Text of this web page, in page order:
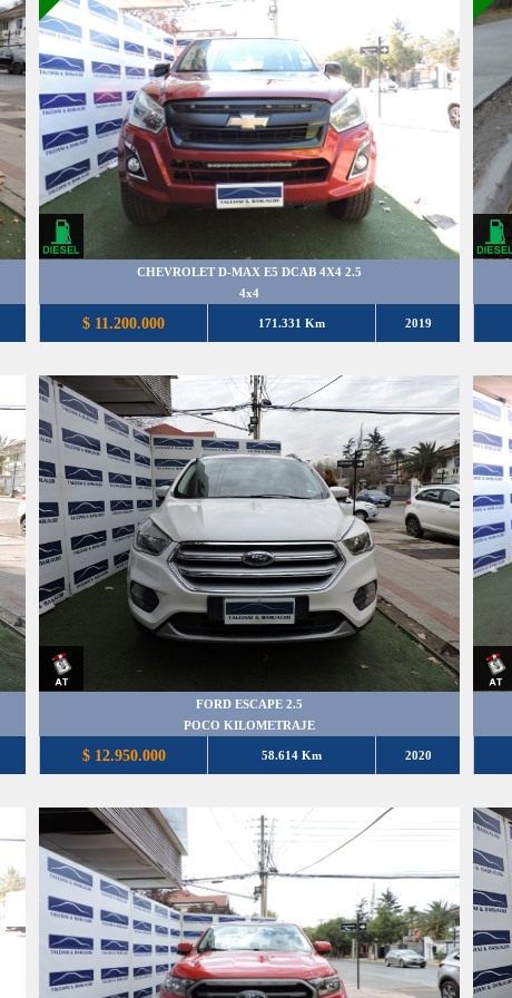
CHEVROLET D-MAX E5 DCAB 4X4 2.5
4x4
$ 11.200.000 171.331 Km 2019
FORD ESCAPE 2.5
POCO KILOMETRAJE
$ 12.950.000 58.614 Km 2020